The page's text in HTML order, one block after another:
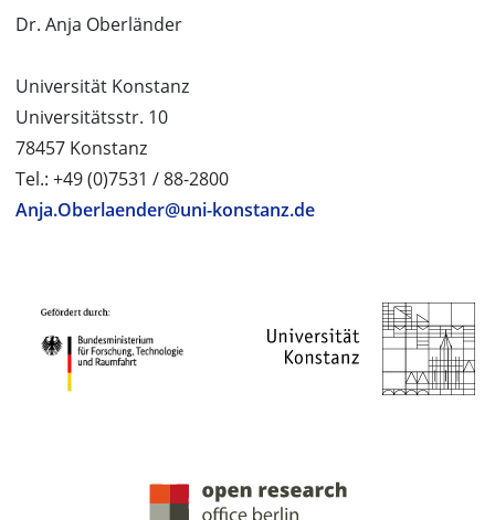
Dr. Anja Oberländer
Universität Konstanz
Universitätsstr. 10
78457 Konstanz
Tel.: +49 (0)7531 / 88-2800
Anja.Oberlaender@uni-konstanz.de